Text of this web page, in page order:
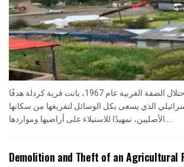
تفاصيل الانتهاك: منذ احتلال الضفة الغربية عام 1967، باتت قرية كردلة هدفًا
الذي يسعى بكل الوسائل لتفريغها من سكانها
الأصليين، تمهيدًا للاستيلاء على أراضيها ومواردها....
Demolition and Theft of an Agricultural